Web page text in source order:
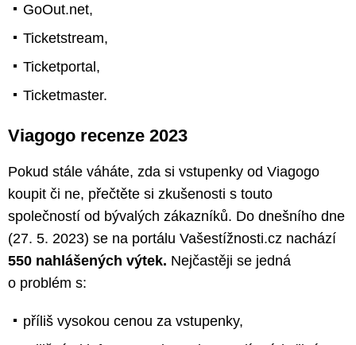
GoOut.net,
Ticketstream,
Ticketportal,
Ticketmaster.
Viagogo recenze 2023
Pokud stále váháte, zda si vstupenky od Viagogo
koupit či ne, přečtěte si zkušenosti s touto
společností od bývalých zákazníků. Do dnešního dne
(27. 5. 2023) se na portálu Vašestížnosti.cz nachází
550 nahlášených výtek. Nejčastěji se jedná
o problém s:
příliš vysokou cenou za vstupenky,